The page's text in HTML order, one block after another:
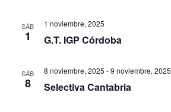
SÁB
1
1 noviembre, 2025
G.T. IGP Córdoba
SÁB
8
8 noviembre, 2025 -9 noviembre, 2025
Selectiva Cantabria